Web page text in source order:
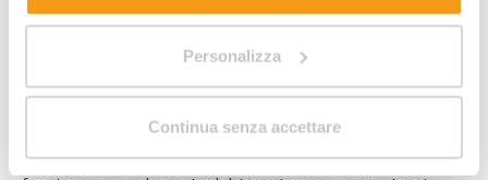
Personalizza
Continua senza accettare
l’esperienza. Per divertirsi bisognaliberarsi dallo
stress e dai tanti pensieriche ci ronzano in testa.
Concertiamoci sul momento, sull’esperienza che stiamo
: mio figlio deve stare fermo, zitto, etc etc…
I bambini sono bambini e capita che urlino, corrano e